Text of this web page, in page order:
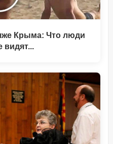
Крыма: Что люди
видят...